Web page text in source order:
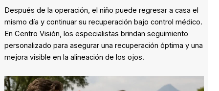
Después de la operación, el niño puede regresar a casa el
mismo día y continuar su recuperación bajo control médico.
En Centro Visión, los especialistas brindan seguimiento
personalizado para asegurar una recuperación óptima y una
mejora visible en la alineación de los ojos.